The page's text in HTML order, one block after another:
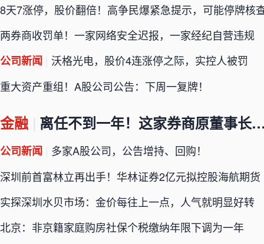
8天7涨停，股价翻倍！高争民爆紧急提示，可能停牌核
两券商收罚单！一家网络安全迟报，一家经纪自营违规
公司新闻 沃格光电，股价4连涨停之际，实控人被罚
重大资产重组！A股公司公告：下周一复牌！
金融 离任不到一年！这家券商原董事长主动投案
公司新闻
多家A股公司，公告增持、回购！
深圳前首富林立再出手！华林证券2亿元拟控股海航期货
实探深圳水贝市场：金价每往上一点，人气就明显好转
北京：非京籍家庭购房社保个税缴纳年限下调为一年